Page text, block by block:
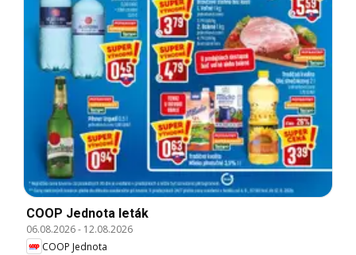
COOP Jednota leták
06.08.2026- 12.08.2026
COOP Jednota